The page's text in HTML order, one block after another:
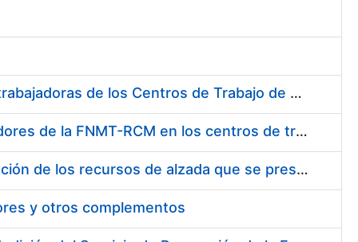
Suministro de Protectores Auditivos a medida para las personas trabajadoras de los Centros de Trabajo de Madrid y Burgos
Suministro de gafas graduadas antiproyecciones para los trabajadores de la FNMT-RCM en los centros de trabajo de Madrid y Burgos
Servicios de una empresa externa para el asesoramiento y resolución de los recursos de alzada que se presentan relacionados con procesos de selección para la FNMT-RCM
y otros complementos